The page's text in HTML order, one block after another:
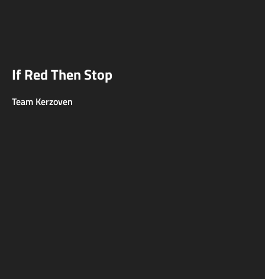
If Red Then Stop
Team Kerzoven